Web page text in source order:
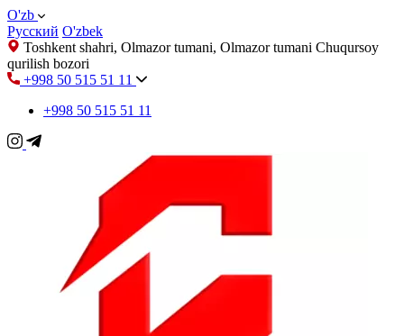
O'zb
Русский O'zbek
Toshkent shahri, Olmazor tumani, Olmazor tumani Chuqursoy
qurilish bozori
+998 50 515 51 11
+998 50 515 51 11